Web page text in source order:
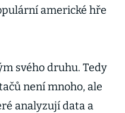
americké hře
svého druhu. Tedy
není mnoho, ale
analyzují data a